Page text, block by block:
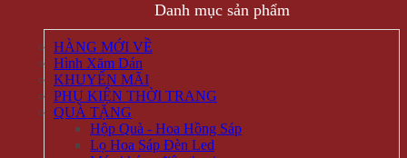
Danh mục sản phẩm
HÀNG MỚI VỀ
Hình Xăm Dán
KHUYẾN MÃI
PHỤ KIỆN THỜI TRANG
QUÀ TẶNG
Hộp Quà - Hoa Hồng Sáp
Lọ Hoa Sáp Đèn Led